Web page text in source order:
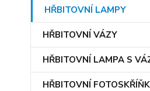
HŘBITOVNÍ LAMPY
HŘBITOVNÍ VÁZY
HŘBITOVNÍ LAMPA S
HŘBITOVNÍ